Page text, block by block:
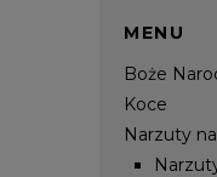
MENU
Boże
Koce
Narzuty na